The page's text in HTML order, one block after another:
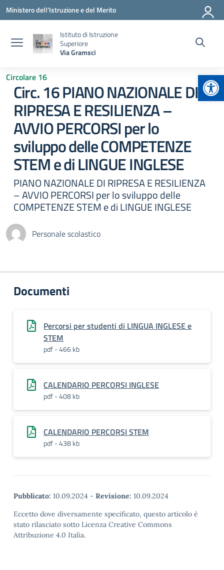
Vai ai contenuti
Vai al menu di navigazione
Vai al footer
Ministero dell'Istruzione e del Merito
Istituto di Istruzione
Superiore
Via Gramsci
Circolare 16
Circ. 16 PIANO NAZIONALE DI
RIPRESA E RESILIENZA –
AVVIO PERCORSI per lo
sviluppo delle COMPETENZE
STEM e di LINGUE INGLESE
PIANO NAZIONALE DI RIPRESA E RESILIENZA
– AVVIO PERCORSI per lo sviluppo delle
COMPETENZE STEM e di LINGUE INGLESE
Personale scolastico
Documenti
Percorsi per studenti di LINGUA INGLESE e
STEM
pdf - 466 kb
CALENDARIO PERCORSI INGLESE
pdf - 408 kb
CALENDARIO PERCORSI STEM
pdf - 438 kb
Pubblicato: 10.09.2024 - Revisione: 10.09.2024
Eccetto dove diversamente specificato, questo articolo è
stato rilasciato sotto Licenza Creative Commons
Attribuzione 4.0 Italia.